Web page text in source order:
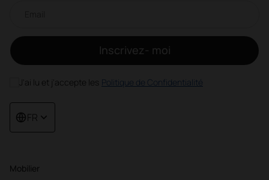
Mobilier
Inscrivez- moi
J'ai lu et j'accepte les Politique de Confidentialité
FR